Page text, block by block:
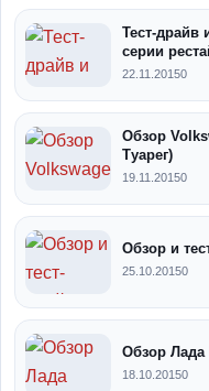
Тест-драйв
серии
22.11.20150
Обзор
Туарег)
19.11.20150
Обзор и
25.10.20150
Обзор Лада
18.10.20150